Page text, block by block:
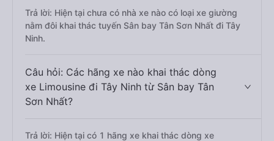
Trả lời: Hiện tại chưa có nhà xe nào có loại xe giường
nằm đôi khai thác tuyến Sân bay Tân Sơn Nhất đi Tây
Ninh.
Câu hỏi: Các hãng xe nào khai thác dòng
xe Limousine đi Tây Ninh từ Sân bay Tân
Sơn Nhất?
Trả lời: Hiện tại có 1 hãng xe khai thác dòng xe